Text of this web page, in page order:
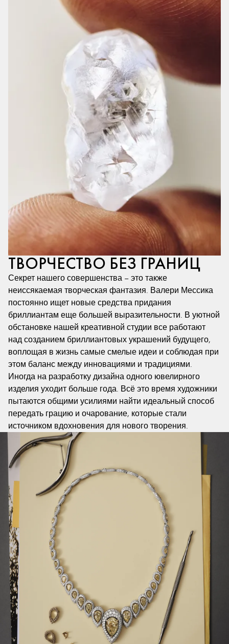
ТВОРЧЕСТВО БЕЗ ГРАНИЦ
Секрет нашего совершенства – это также
неиссякаемая творческая фантазия. Валери Мессика
постоянно ищет новые средства придания
бриллиантам еще большей выразительности. В уютной
обстановке нашей креативной студии все работают
над созданием бриллиантовых украшений будущего,
воплощая в жизнь самые смелые идеи и соблюдая при
этом баланс между инновациями и традициями.
Иногда на разработку дизайна одного ювелирного
изделия уходит больше года. Всё это время художники
пытаются общими усилиями найти идеальный способ
передать грацию и очарование, которые стали
источником вдохновения для нового творения.